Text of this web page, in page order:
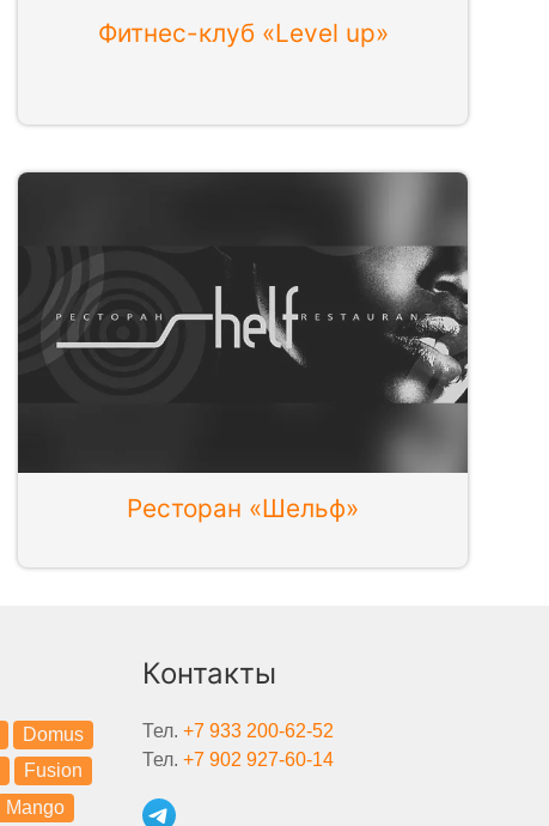
Фитнес-клуб «Level up»
Ресторан «Шельф»
Domus
Fusion
Mango
Контакты
Тел.+7 933 200-62-52
Тел.+7 902 927-60-14